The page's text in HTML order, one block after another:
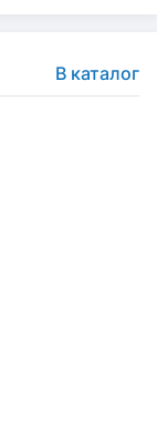
В каталог